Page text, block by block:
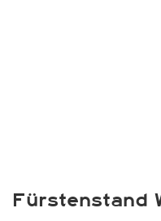
Fürstenstand